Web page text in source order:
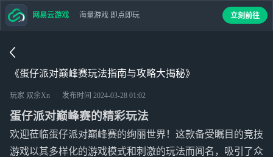
《蛋仔派对巅峰赛玩法指南与攻略大揭秘》
玩家 双余Xn 发布时间 2024-03-28 01:02
蛋仔派对巅峰赛的精彩玩法
欢迎莅临蛋仔派对巅峰赛的绚丽世界！这款备受瞩目的竞技
游戏以其多样化的游戏模式和刺激的玩法而闻名，吸引了众
网易云游戏 海量游戏 即点即玩 立刻前往